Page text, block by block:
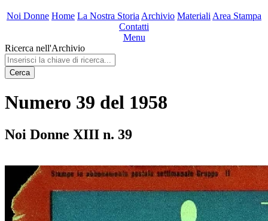
Noi Donne Home La Nostra Storia Archivio Materiali Area Stampa
Contatti
Menu
Ricerca nell'Archivio
Cerca
Numero 39 del 1958
Noi Donne XIII n. 39